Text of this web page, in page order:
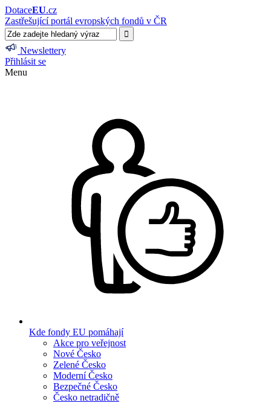
DotaceEU.cz
Zastřešující portál evropských fondů v ČR
Newslettery
Přihlásit se
Menu
Kde fondy EU pomáhají
Akce pro veřejnost
Nové Česko
Zelené Česko
Moderní Česko
Bezpečné Česko
Česko netradičně